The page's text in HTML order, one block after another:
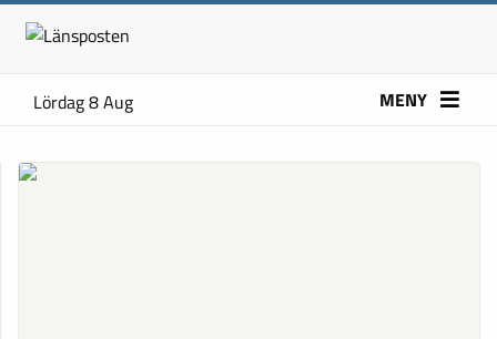
Lördag 8 Aug MENY